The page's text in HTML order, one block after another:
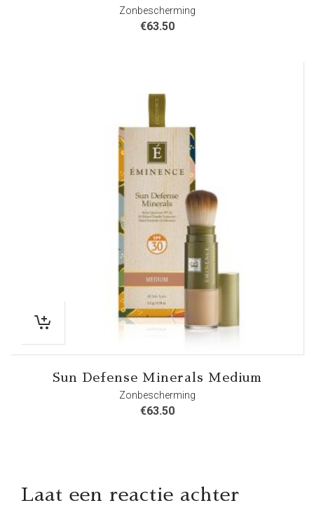
Zonbescherming
€63.50
Sun Defense Minerals Medium
Zonbescherming
€63.50
Laat een reactie achter